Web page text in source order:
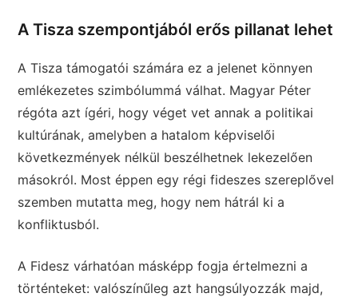
A Tisza szempontjából erős pillanat lehet
A Tisza támogatói számára ez a jelenet könnyen
emlékezetes szimbólummá válhat. Magyar Péter
régóta azt ígéri, hogy véget vet annak a politikai
kultúrának, amelyben a hatalom képviselői
következmények nélkül beszélhetnek lekezelően
másokról. Most éppen egy régi fideszes szereplővel
szemben mutatta meg, hogy nem hátrál ki a
konfliktusból.
A Fidesz várhatóan másképp fogja értelmezni a
történteket: valószínűleg azt hangsúlyozzák majd,